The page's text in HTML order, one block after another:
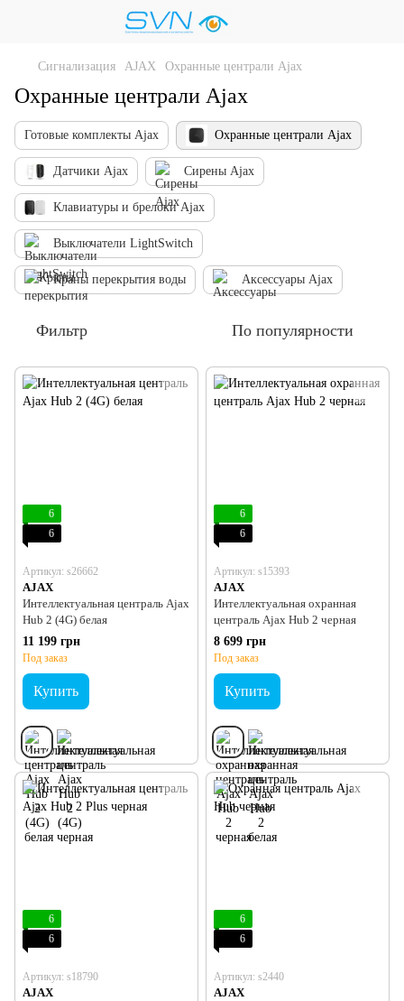
Сигнализация AJAX Охранные централи Ajax
Охранные централи Ajax
Готовые комплекты Ajax Охранные централи Ajax
Датчики Ajax Сирены Ajax
Клавиатуры и брелоки Ajax
Выключатели LightSwitch
Краны перекрытия воды Аксессуары Ajax
Фильтр По популярности
6
6
Артикул: s26662
AJAX
Интеллектуальная централь Ajax
Hub 2 (4G) белая
11 199 грн
Под заказ
Купить
6
6
Артикул: s15393
AJAX
Интеллектуальная охранная
централь Ajax Hub 2 черная
8 699 грн
Под заказ
Купить
6
6
Артикул: s18790
AJAX
6
6
Артикул: s2440
AJAX